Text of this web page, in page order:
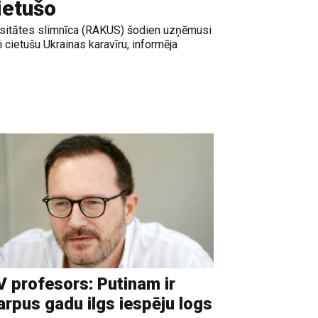
slimnīca (RAKUS) šodien uzņēmusi
Ukrainas karavīru, informēja
profesors: Putinam ir
gadu ilgs iespēju logs